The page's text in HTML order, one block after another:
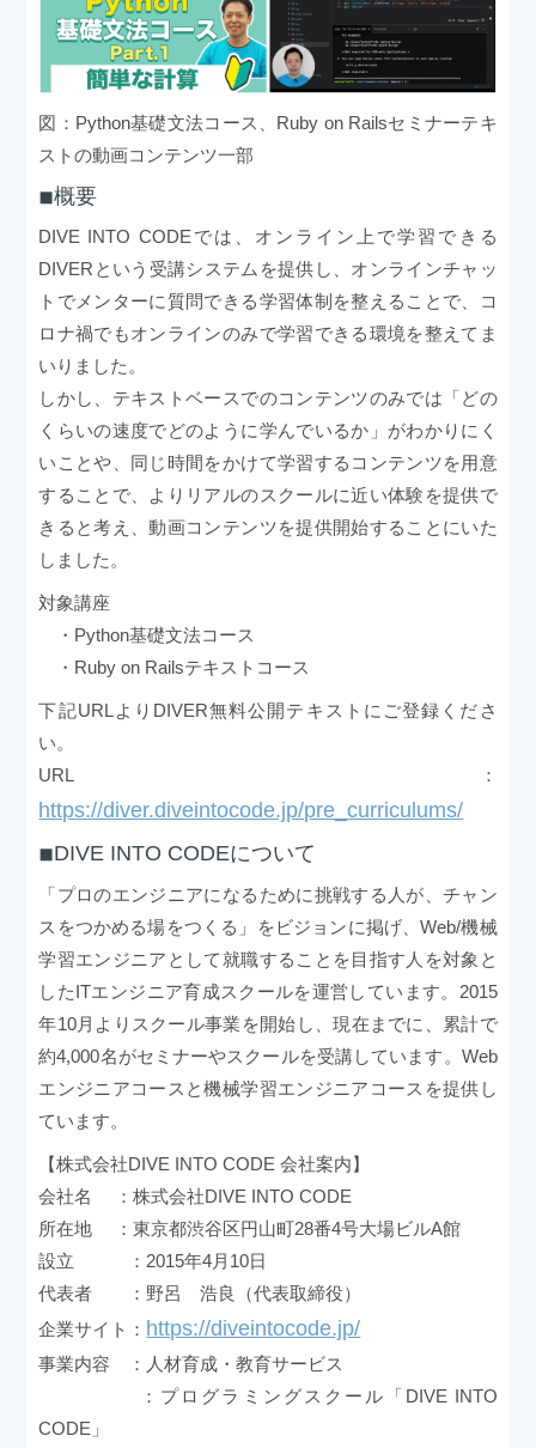
図：Python基礎文法コース、Ruby on Railsセミナーテキ
ストの動画コンテンツ一部
◾︎概要
DIVE INTO CODEでは、オンライン上で学習できる
DIVERという受講システムを提供し、オンラインチャッ
トでメンターに質問できる学習体制を整えることで、コ
ロナ禍でもオンラインのみで学習できる環境を整えてま
いりました。
しかし、テキストベースでのコンテンツのみでは「どの
くらいの速度でどのように学んでいるか」がわかりにく
いことや、同じ時間をかけて学習するコンテンツを用意
することで、よりリアルのスクールに近い体験を提供で
きると考え、動画コンテンツを提供開始することにいた
しました。
対象講座
・Python基礎文法コース
・Ruby on Railsテキストコース
下記URLよりDIVER無料公開テキストにご登録くださ
い。
URL：
https://diver.diveintocode.jp/pre_curriculums/
◾︎DIVE INTO CODEについて
「プロのエンジニアになるために挑戦する人が、チャン
スをつかめる場をつくる」をビジョンに掲げ、Web/機械
学習エンジニアとして就職することを目指す人を対象と
したITエンジニア育成スクールを運営しています。2015
年10月よりスクール事業を開始し、現在までに、累計で
約4,000名がセミナーやスクールを受講しています。Web
エンジニアコースと機械学習エンジニアコースを提供し
ています。
【株式会社DIVE INTO CODE 会社案内】
会社名 ：株式会社DIVE INTO CODE
所在地 ：東京都渋谷区円山町28番4号大場ビルA館
設立 ：2015年4月10日
代表者 ：野呂 浩良（代表取締役）
企業サイト： https://diveintocode.jp/
事業内容 ：人材育成・教育サービス
：プログラミングスクール「DIVE INTO
CODE」